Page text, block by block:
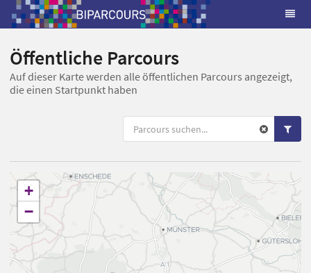
Öffentliche Parcours
Auf dieser Karte werden alle öffentlichen Parcours angezeigt,
die einen Startpunkt haben
+
−